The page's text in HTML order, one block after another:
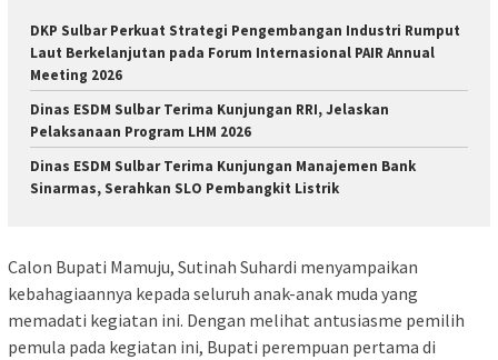
DKP Sulbar Perkuat Strategi Pengembangan Industri Rumput
Laut Berkelanjutan pada Forum Internasional PAIR Annual
Meeting 2026
Dinas ESDM Sulbar Terima Kunjungan RRI, Jelaskan
Pelaksanaan Program LHM 2026
Dinas ESDM Sulbar Terima Kunjungan Manajemen Bank
Sinarmas, Serahkan SLO Pembangkit Listrik
Calon Bupati Mamuju, Sutinah Suhardi menyampaikan
kebahagiaannya kepada seluruh anak-anak muda yang
memadati kegiatan ini. Dengan melihat antusiasme pemilih
pemula pada kegiatan ini, Bupati perempuan pertama di